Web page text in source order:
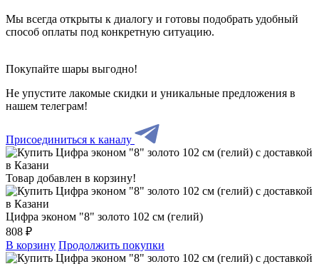
Мы всегда открыты к диалогу и готовы подобрать удобный
способ оплаты под конкретную ситуацию.
Покупайте шары выгодно!
Не упустите лакомые скидки и уникальные предложения в
нашем телеграм!
Присоединиться к каналу
Товар добавлен в корзину!
Цифра эконом "8" золото 102 см (гелий)
808 ₽
В корзину Продолжить покупки